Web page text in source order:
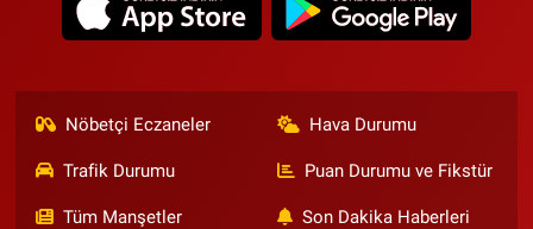
Nöbetçi Eczaneler Hava Durumu
Trafik Durumu Puan Durumu ve Fikstür
Tüm Manşetler Son Dakika Haberleri